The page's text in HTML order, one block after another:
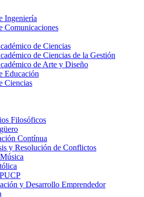
Ingeniería
Comunicaciones
de Ciencias
de Ciencias de la Gestión
de Arte y Diseño
Educación
Ciencias
Filosóficos
Contínua
y Resolución de Conflictos
y Desarrollo Emprendedor